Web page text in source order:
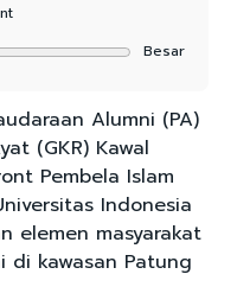
Besar
Alumni (PA)
(GKR) Kawal
Pembela Islam
Indonesia
elemen masyarakat
di kawasan Patung